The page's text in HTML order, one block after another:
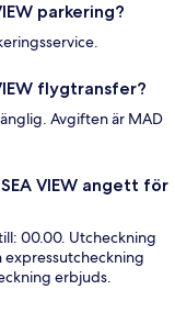
parkering?
flygtransfer?
Avgiften är MAD
VIEW angett för
00.00. Utcheckning
expressutcheckning
erbjuds.